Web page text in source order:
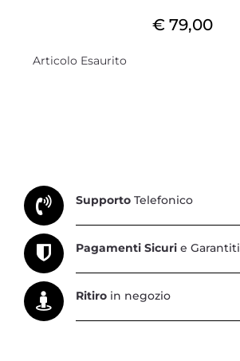
€ 79,00
Articolo Esaurito
Supporto Telefonico
Pagamenti Sicuri e Garantiti
Ritiro in negozio